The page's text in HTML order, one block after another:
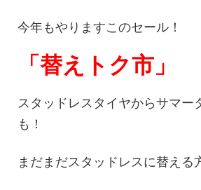
今年もやりますこのセール！
「替えトク市」
スタッドレスタイヤからサマー
も！
まだまだスタッドレスに替える